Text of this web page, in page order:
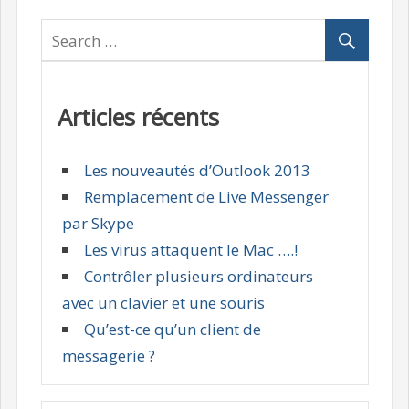
Articles récents
Les nouveautés d’Outlook 2013
Remplacement de Live Messenger
par Skype
Les virus attaquent le Mac ….!
Contrôler plusieurs ordinateurs
avec un clavier et une souris
Qu’est-ce qu’un client de
messagerie ?